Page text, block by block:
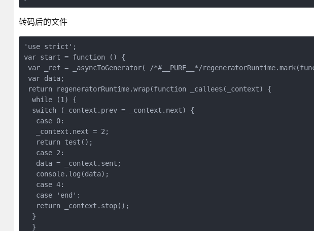
转码后的文件
'use strict';
var start = function () {
var _ref = _asyncToGenerator( /*#__PURE__*/
var data;
return regeneratorRuntime.wrap(function _callee$(_context) {
  while (1) {
  switch (_context.prev = _context.next) {
   case 0:
   _context.next = 2;
   return test();
   case 2:
   data = _context.sent;
   console.log(data);
   case 4:
   case 'end':
   return _context.stop();
  }
  }